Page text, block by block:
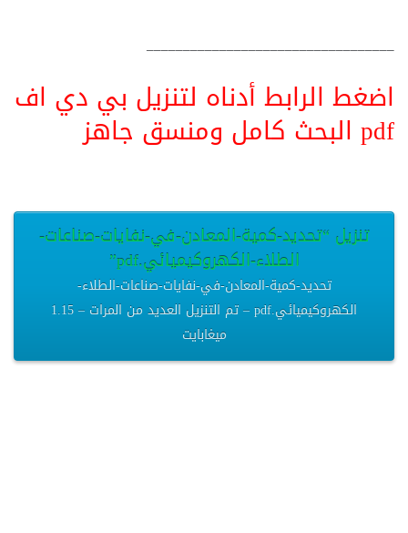
__________________________________
اضغط الرابط أدناه لتنزيل بي دي اف
pdf البحث كامل ومنسق جاهز
تنزيل “تحديد-كمية-المعادن-في-نفايات-صناعات-
الطلاء-الكهروكيميائي.pdf”
تحديد-كمية-المعادن-في-نفايات-صناعات-الطلاء-
الكهروكيميائي.pdf – تم التنزيل العديد من المرات – 1.15
ميغابايت